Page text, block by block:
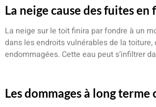
La neige cause des fuites en
La neige sur le toit finira par fondre à un
dans les endroits vulnérables de la
endommagées. Cette eau peut s’infiltrer
Les dommages à long terme